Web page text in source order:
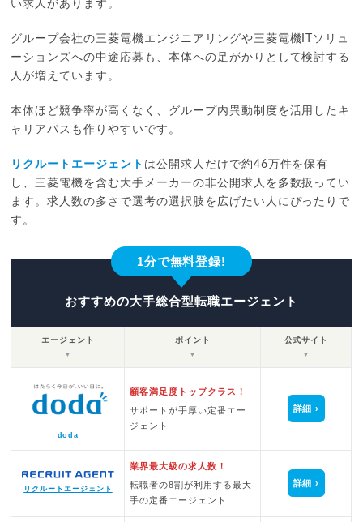
い求人があります。
グループ会社の三菱電機エンジニアリングや三菱電機ITソリュ
ーションズへの中途応募も、本体への足がかりとして検討する
人が増えています。
本体ほど競争率が高くなく、グループ内異動制度を活用したキ
ャリアパスも作りやすいです。
リクルートエージェント は公開求人だけで約46万件を保有
し、三菱電機を含む大手メーカーの非公開求人を多数扱ってい
ます。求人数の多さで選考の選択肢を広げたい人にぴったりで
す。
1分で無料登録!
おすすめの大手総合型転職エージェント
エージェント
▼
ポイント
▼
公式サイト
▼
doda
顧客満足度トップクラス！
サポートが手厚い定番エー
ジェント
詳細
リクルートエージェント
業界最大級の求人数！
転職者の8割が利用する最大
手の定番エージェント
詳細